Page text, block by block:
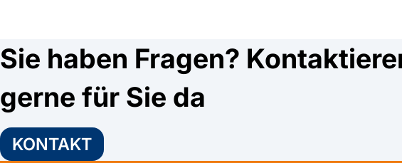
Sie haben Fragen?
gerne für Sie da
KONTAKT